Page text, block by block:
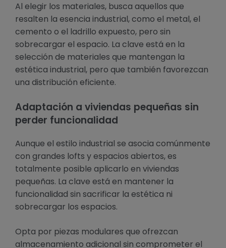
Al elegir los materiales, busca aquellos que
resalten la esencia industrial, como el metal, el
cemento o el ladrillo expuesto, pero sin
sobrecargar el espacio. La clave está en la
selección de materiales que mantengan la
estética industrial, pero que también favorezcan
una distribución eficiente.
Adaptación a viviendas pequeñas sin
perder funcionalidad
Aunque el estilo industrial se asocia comúnmente
con grandes lofts y espacios abiertos, es
totalmente posible aplicarlo en viviendas
pequeñas. La clave está en mantener la
funcionalidad sin sacrificar la estética ni
sobrecargar los espacios.
Opta por piezas modulares que ofrezcan
almacenamiento adicional sin comprometer el